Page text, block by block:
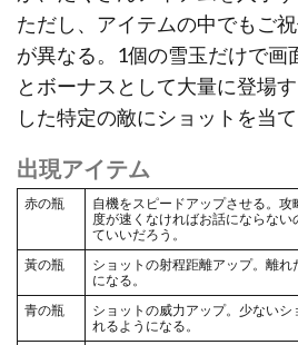
ただし、アイテムの中でもご
が異なる。1個の雪玉だけで画
とボーナスとして大量に登場
した特定の敵にショットを当て
出現アイテム
赤の瓶
自機をスピードアップさせる。
度が速くなければお話にならな
ていいだろう。
黃の瓶
ショットの射程距離アップ。離れ
になる。
青の瓶
ショットの威力アップ。少ない
れるようになる。